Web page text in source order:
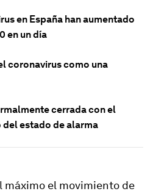
en España han aumentado
en un día
coronavirus como una
cerrada con el
estado de alarma
máximo el movimiento de